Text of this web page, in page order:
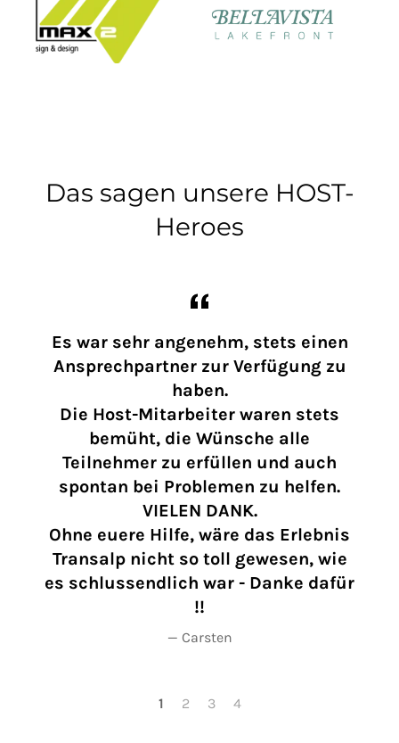
Das sagen unsere HOST-
Heroes
Es war sehr angenehm, stets einen
Ansprechpartner zur Verfügung zu
haben.
Die Host-Mitarbeiter waren stets
bemüht, die Wünsche alle
Teilnehmer zu erfüllen und auch
spontan bei Problemen zu helfen.
VIELEN DANK.
Ohne euere Hilfe, wäre das Erlebnis
Transalp nicht so toll gewesen, wie
es schlussendlich war - Danke dafür
!!
Carsten
1 2 3 4